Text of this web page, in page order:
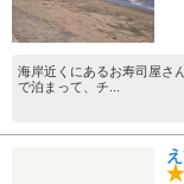
海岸近くにあるお寿司屋さ
で泊まって、チ...